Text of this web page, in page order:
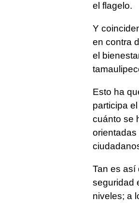
el flagelo.
Y
en contra
el
Esto ha
participa
cuánto se
orientadas
Tan es así
seguridad
niveles; a